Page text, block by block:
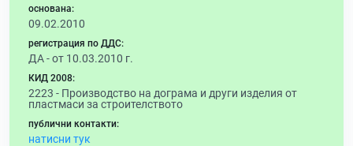
основана:
09.02.2010
регистрация по ДДС:
ДА - от 10.03.2010 г.
КИД 2008:
2223 - Производство на дограма и други изделия от
пластмаси за строителството
публични контакти:
натисни тук